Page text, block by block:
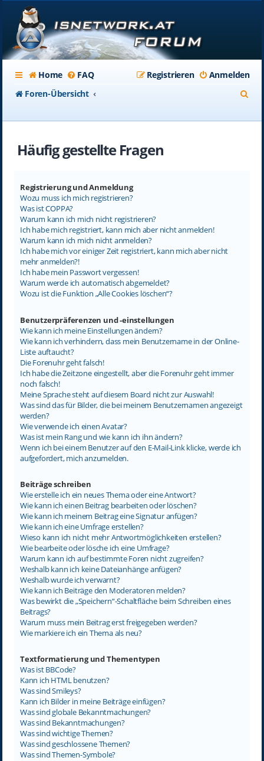
Home FAQ Anmelden
Registrieren
Foren-Übersicht
Häufig gestellte Fragen
Registrierung und Anmeldung
Wozu muss ich mich registrieren?
Was ist COPPA?
Warum kann ich mich nicht registrieren?
Ich habe mich registriert, kann mich aber nicht anmelden!
Warum kann ich mich nicht anmelden?
Ich habe mich vor einiger Zeit registriert, kann mich aber nicht
mehr anmelden?!
Ich habe mein Passwort vergessen!
Warum werde ich automatisch abgemeldet?
Wozu ist die Funktion „Alle Cookies löschen“?
Benutzerpräferenzen und -einstellungen
Wie kann ich meine Einstellungen ändern?
Wie kann ich verhindern, dass mein Benutzername in der Online-
Liste auftaucht?
Die Forenuhr geht falsch!
Ich habe die Zeitzone eingestellt, aber die Forenuhr geht immer
noch falsch!
Meine Sprache steht auf diesem Board nicht zur Auswahl!
Was sind das für Bilder, die bei meinem Benutzernamen angezeigt
werden?
Wie verwende ich einen Avatar?
Was ist mein Rang und wie kann ich ihn ändern?
Wenn ich bei einem Benutzer auf den E-Mail-Link klicke, werde ich
aufgefordert, mich anzumelden.
Beiträge schreiben
Wie erstelle ich ein neues Thema oder eine Antwort?
Wie kann ich einen Beitrag bearbeiten oder löschen?
Wie kann ich meinem Beitrag eine Signatur anfügen?
Wie kann ich eine Umfrage erstellen?
Wieso kann ich nicht mehr Antwortmöglichkeiten erstellen?
Wie bearbeite oder lösche ich eine Umfrage?
Warum kann ich auf bestimmte Foren nicht zugreifen?
Weshalb kann ich keine Dateianhänge anfügen?
Weshalb wurde ich verwarnt?
Wie kann ich Beiträge den Moderatoren melden?
Was bewirkt die „Speichern“-Schaltfläche beim Schreiben eines
Beitrags?
Warum muss mein Beitrag erst freigegeben werden?
Wie markiere ich ein Thema als neu?
Textformatierung und Thementypen
Was ist BBCode?
Kann ich HTML benutzen?
Was sind Smileys?
Kann ich Bilder in meine Beiträge einfügen?
Was sind globale Bekanntmachungen?
Was sind Bekanntmachungen?
Was sind wichtige Themen?
Was sind geschlossene Themen?
Was sind Themen-Symbole?